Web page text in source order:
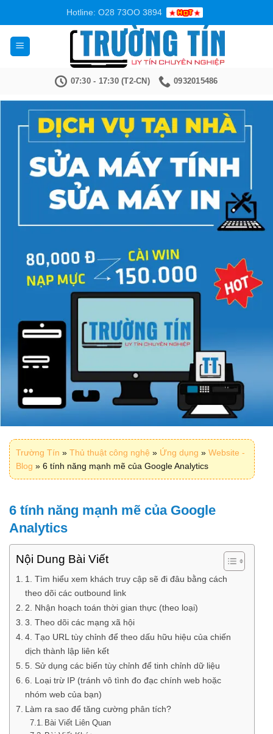
nội
dung
Hotline: O28 73OO 3894
07:30 - 17:30 (T2-CN) 0932015486
Trường Tín » Thủ thuật công nghệ » Ứng dụng » Website -
Blog » 6 tính năng mạnh mẽ của Google Analytics
6 tính năng mạnh mẽ của Google
Analytics
Nội Dung Bài Viết
1. Tìm hiểu xem khách truy cập sẽ đi đâu bằng cách
theo dõi các outbound link
2. Nhận hoạch toán thời gian thực (theo loại)
3. Theo dõi các mạng xã hội
4. Tạo URL tùy chỉnh để theo dấu hữu hiệu của chiến
dịch thành lập liên kết
5. Sử dụng các biến tùy chỉnh để tinh chỉnh dữ liệu
6. Loại trừ IP (tránh vô tình đo đạc chính web hoặc
nhóm web của bạn)
Làm ra sao để tăng cường phân tích?
Bài Viết Liên Quan